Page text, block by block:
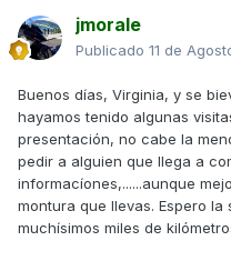
jmorale
Publicado 11 de
Buenos días, Virginia, y se
hayamos tenido algunas
presentación, no cabe la
pedir a alguien que llega a
informacíones,......aunque
montura que llevas. Espero
muchísimos miles de